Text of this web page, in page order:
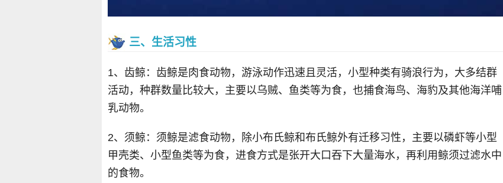
三、生活习性
1、齿鲸：齿鲸是肉食动物，游泳动作迅速且灵活，小型种类有骑浪行为，大多结群
活动，种群数量比较大，主要以乌贼、鱼类等为食，也捕食海鸟、海豹及其他海洋哺
乳动物。
2、须鲸：须鲸是滤食动物，除小布氏鲸和布氏鲸外有迁移习性，主要以磷虾等小型
甲壳类、小型鱼类等为食，进食方式是张开大口吞下大量海水，再利用鲸须过滤水中
的食物。